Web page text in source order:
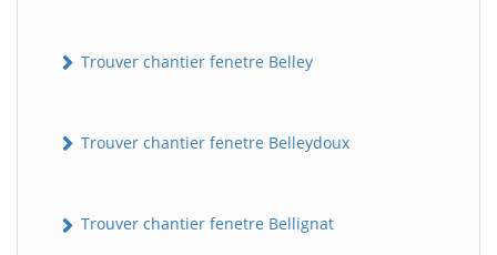
Trouver chantier fenetre Belley
Trouver chantier fenetre Belleydoux
Trouver chantier fenetre Bellignat